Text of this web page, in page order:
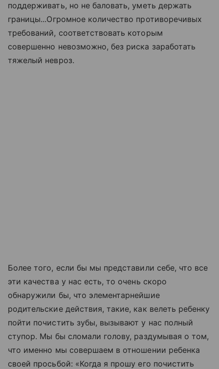
поддерживать, но не баловать, уметь держать
границы...Огромное количество противоречивых
требований, соответствовать которым
совершенно невозможно, без риска заработать
тяжелый невроз.
Более того, если бы мы представили себе, что все
эти качества у нас есть, то очень скоро
обнаружили бы, что элементарнейшие
родительские действия, такие, как велеть ребенку
пойти почистить зубы, вызывают у нас полный
ступор. Мы бы сломали голову, раздумывая о том,
что именно мы совершаем в отношении ребенка
своей просьбой: «Когда я прошу его почистить